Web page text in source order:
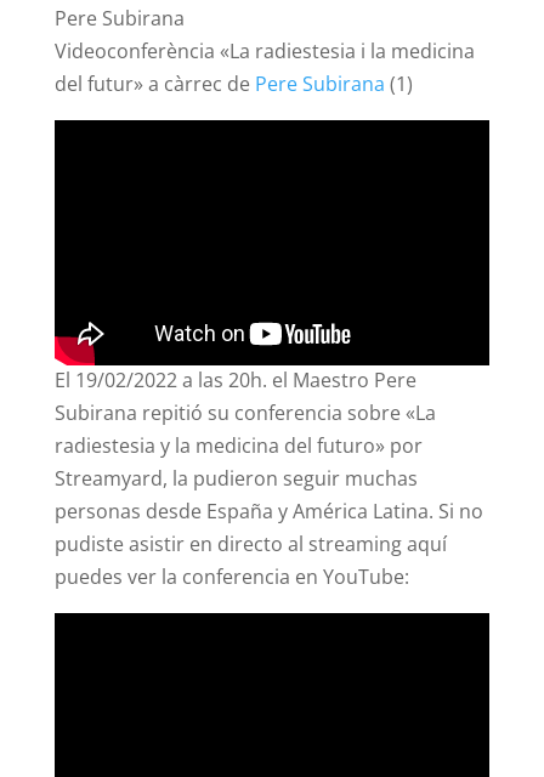
Pere Subirana
Videoconferència «La radiestesia i la medicina
del futur» a càrrec de Pere Subirana (1)
El 19/02/2022 a las 20h. el Maestro Pere
Subirana repitió su conferencia sobre «La
radiestesia y la medicina del futuro» por
Streamyard, la pudieron seguir muchas
personas desde España y América Latina. Si no
pudiste asistir en directo al streaming aquí
puedes ver la conferencia en YouTube: